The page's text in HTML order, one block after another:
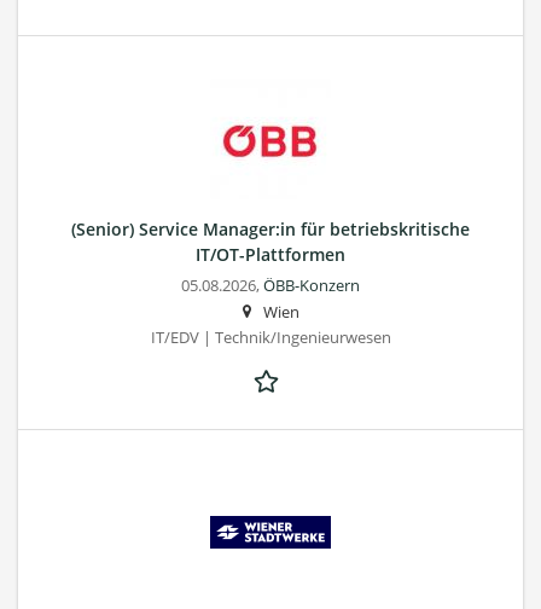
(Senior) Service Manager:in für betriebskritische
IT/OT-Plattformen
05.08.2026,ÖBB-Konzern
Wien
IT/EDV | Technik/Ingenieurwesen